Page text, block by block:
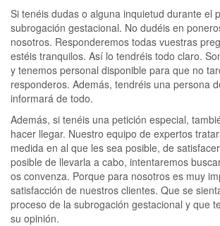
Si tenéis dudas o alguna inquietud durante el
subrogación gestacional. No dudéis en
nosotros. Responderemos todas vuestras
estéis tranquilos. Así lo tendréis todo claro.
y tenemos personal disponible para que no
responderos. Además, tendréis una persona
informará de todo.
Además, si tenéis una petición especial,
hacer llegar. Nuestro equipo de expertos
medida en al que les sea posible, de
posible de llevarla a cabo, intentaremos
os convenza. Porque para nosotros es muy
satisfacción de nuestros clientes. Que se
proceso de la subrogación gestacional y que
su opinión.